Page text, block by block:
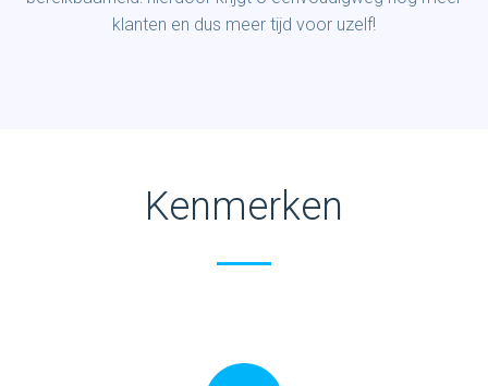
klanten en dus meer tijd voor uzelf!
Kenmerken